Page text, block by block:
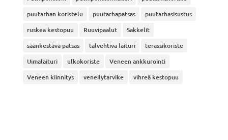
puutarhan koristelu
puutarhapatsas
puutarhasisustus
ruskea kestopuu
Ruuvipaalut
Sakkelit
säänkestävä patsas
talvehtiva laituri
terassikoriste
Uimalaituri
ulkokoriste
Veneen ankkurointi
Veneen kiinnitys
veneilytarvike vihreä kestopuu